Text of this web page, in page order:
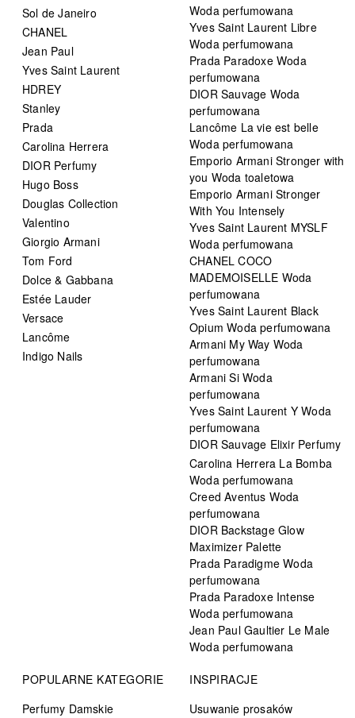
Sol de Janeiro
CHANEL
Jean Paul
Yves Saint Laurent
HDREY
Stanley
Prada
Carolina Herrera
DIOR Perfumy
Hugo Boss
Douglas Collection
Valentino
Giorgio Armani
Tom Ford
Dolce & Gabbana
Estée Lauder
Versace
Lancôme
Indigo Nails
Woda perfumowana
Yves Saint Laurent Libre
Woda perfumowana
Prada Paradoxe Woda
perfumowana
DIOR Sauvage Woda
perfumowana
Lancôme La vie est belle
Woda perfumowana
Emporio Armani Stronger with
you Woda toaletowa
Emporio Armani Stronger
With You Intensely
Yves Saint Laurent MYSLF
Woda perfumowana
CHANEL COCO
MADEMOISELLE Woda
perfumowana
Yves Saint Laurent Black
Opium Woda perfumowana
Armani My Way Woda
perfumowana
Armani Si Woda
perfumowana
Yves Saint Laurent Y Woda
perfumowana
DIOR Sauvage Elixir Perfumy
Carolina Herrera La Bomba
Woda perfumowana
Creed Aventus Woda
perfumowana
DIOR Backstage Glow
Maximizer Palette
Prada Paradigme Woda
perfumowana
Prada Paradoxe Intense
Woda perfumowana
Jean Paul Gaultier Le Male
Woda perfumowana
POPULARNE KATEGORIE
Perfumy Damskie
INSPIRACJE
Usuwanie prosaków